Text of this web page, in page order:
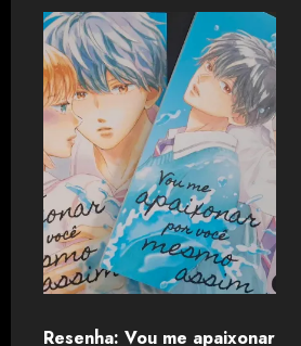
Resenha: Vou me apaixonar